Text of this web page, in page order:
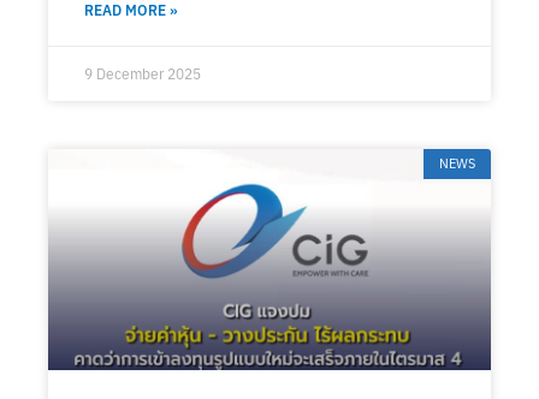
READ MORE »
9 December 2025
NEWS